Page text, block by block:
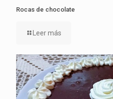
Rocas de chocolate
Leer más